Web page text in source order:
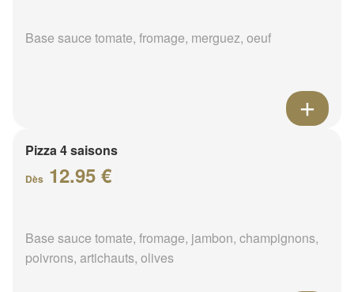
Base sauce tomate, fromage, merguez, oeuf
Pizza 4 saisons
Dès 12.95 €
Base sauce tomate, fromage, jambon, champignons,
poivrons, artichauts, olives